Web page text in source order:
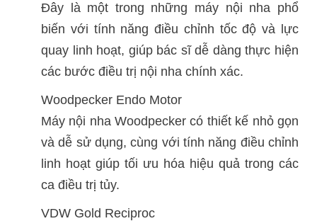
Đây là một trong những máy nội nha phổ
biến với tính năng điều chỉnh tốc độ và lực
quay linh hoạt, giúp bác sĩ dễ dàng thực hiện
các bước điều trị nội nha chính xác.
Woodpecker Endo Motor
Máy nội nha Woodpecker có thiết kế nhỏ gọn
và dễ sử dụng, cùng với tính năng điều chỉnh
linh hoạt giúp tối ưu hóa hiệu quả trong các
ca điều trị tủy.
VDW Gold Reciproc